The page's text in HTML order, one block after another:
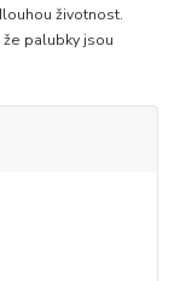
životnost.
palubky jsou